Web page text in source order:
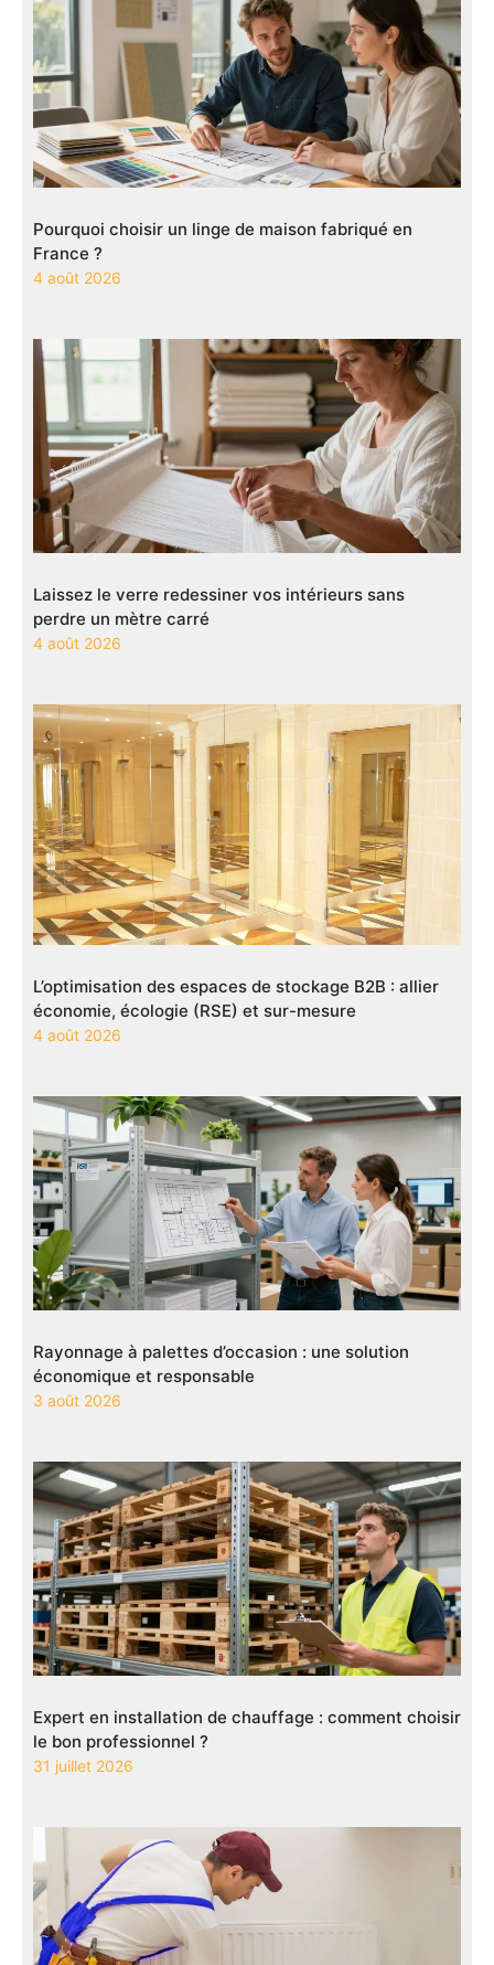
Pourquoi choisir un linge de maison fabriqué en
France ?
4 août 2026
Laissez le verre redessiner vos intérieurs sans
perdre un mètre carré
4 août 2026
L’optimisation des espaces de stockage B2B : allier
économie, écologie (RSE) et sur-mesure
4 août 2026
Rayonnage à palettes d’occasion : une solution
économique et responsable
3 août 2026
Expert en installation de chauffage : comment choisir
le bon professionnel ?
31 juillet 2026